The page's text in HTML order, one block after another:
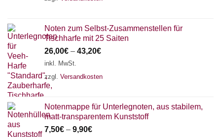
Noten zum Selbst-Zusammenstellen für
Tischharfe mit 25 Saiten
26,00€ – 43,20€
inkl. MwSt.
zzgl. Versandkosten
Notenmappe für Unterlegnoten, aus stabilem,
matt-transparentem Kunststoff
7,50€ – 9,90€